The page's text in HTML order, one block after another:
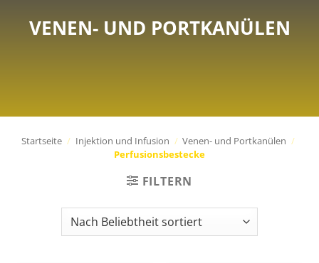
VENEN- UND PORTKANÜLEN
Startseite / Injektion und Infusion / Venen- und Portkanülen /
Perfusionsbestecke
FILTERN